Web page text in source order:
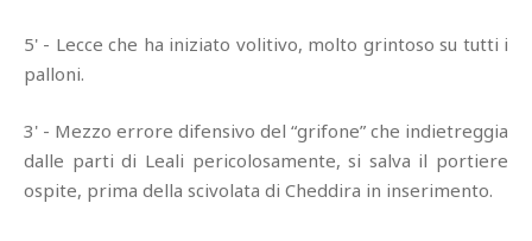
5' - Lecce che ha iniziato volitivo, molto grintoso su tutti i
palloni.
3' - Mezzo errore difensivo del “grifone” che indietreggia
dalle parti di Leali pericolosamente, si salva il portiere
ospite, prima della scivolata di Cheddira in inserimento.